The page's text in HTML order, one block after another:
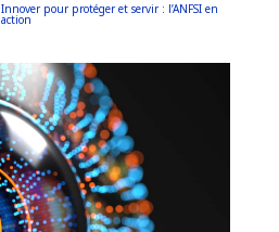
Innover pour protéger et servir : l’ANFSI en
action